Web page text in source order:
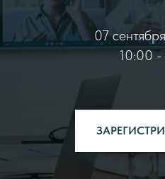
07
10:00 -